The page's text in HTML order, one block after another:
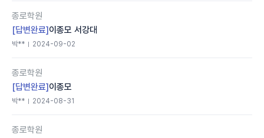
종로학원
[답변완료] 이종모 서강대
박** 2024-09-02
종로학원
[답변완료] 이종모
박** 2024-08-31
종로학원